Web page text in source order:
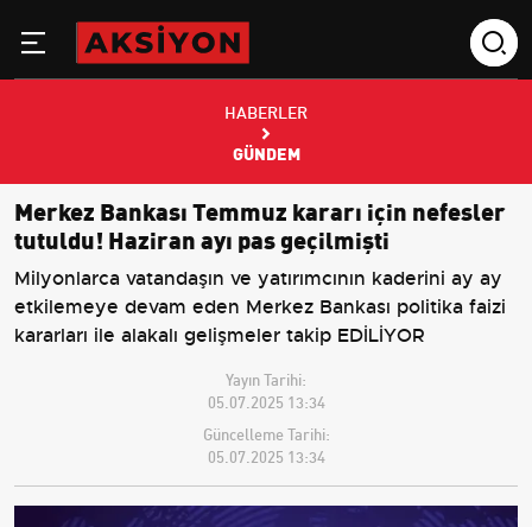
HABERLER
GÜNDEM
Merkez Bankası Temmuz kararı için nefesler
tutuldu! Haziran ayı pas geçilmişti
Milyonlarca vatandaşın ve yatırımcının kaderini ay ay
etkilemeye devam eden Merkez Bankası politika faizi
kararları ile alakalı gelişmeler takip EDİLİYOR
Yayın Tarihi:
05.07.2025 13:34
Güncelleme Tarihi:
05.07.2025 13:34